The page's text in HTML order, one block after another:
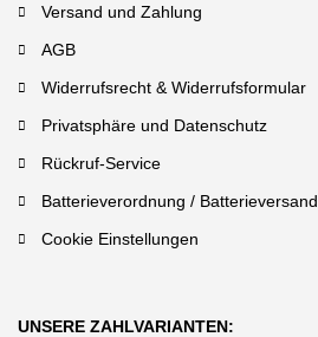
Versand und Zahlung
AGB
Widerrufsrecht & Widerrufsformular
Privatsphäre und Datenschutz
Rückruf-Service
Batterieverordnung / Batterieversand
Cookie Einstellungen
UNSERE ZAHLVARIANTEN: